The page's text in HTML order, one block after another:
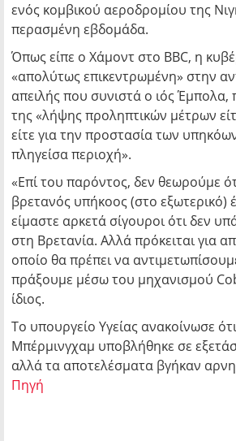
ενός κομβικού αεροδρομίου της
περασμένη εβδομάδα.
Όπως είπε ο Χάμοντ στο BBC, η
«απολύτως επικεντρωμένη» στην
απειλής που συνιστά ο ιός Έμπολα,
της «λήψης προληπτικών μέτρων
είτε για την προστασία των
πληγείσα περιοχή».
«Επί του παρόντος, δεν θεωρούμε
βρετανός υπήκοος (στο εξωτερικό)
είμαστε αρκετά σίγουροι ότι δεν
στη Βρετανία. Αλλά πρόκειται για
οποίο θα πρέπει να
πράξουμε μέσω του μηχανισμού
ίδιος.
Το υπουργείο Υγείας ανακοίνωσε
Μπέρμινγχαμ υποβλήθηκε σε
αλλά τα αποτελέσματα βγήκαν
Πηγή